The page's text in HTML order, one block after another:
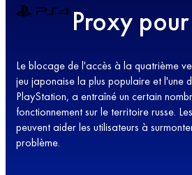
Proxy
Le blocage de l'accès à la quatrième
jeu japonaise la plus populaire et l'une
PlayStation, a entraîné un certain
fonctionnement sur le territoire russe.
peuvent aider les utilisateurs à
problème.